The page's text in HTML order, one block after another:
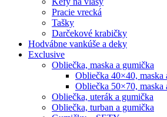
Pracie vrecká
Tašky
Darčekové krabičky
Hodvábne vankúše a deky
Exclusive
Obliečka, maska a gumička
Obliečka 40×40, maska
Obliečka 50×70, maska
Obliečka, uterák a gumička
Obliečka, turban a gumička